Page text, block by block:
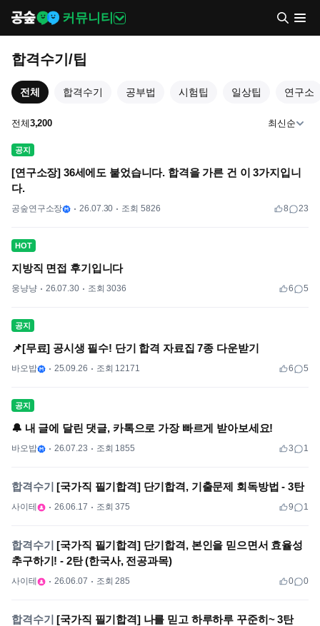
커뮤니티
합격수기/팁
전체 합격수기 공부법 시험팁 일상팁 연구소
전체3,200 최신순
공지
[연구소장] 36세에도 붙었습니다. 합격을 가른 건 이 3가지입니
다.
공숲연구소장 26.07.30 조회 5826 8 23
HOT
지방직 면접 후기입니다
웅냥냥 26.07.30 조회 3036 6 5
공지
📌[무료] 공시생 필수! 단기 합격 자료집 7종 다운받기
바오밥 25.09.26 조회 12171 6 5
공지
🔔 내 글에 달린 댓글, 카톡으로 가장 빠르게 받아보세요!
바오밥 26.07.23 조회 1855 3 1
합격수기 [국가직 필기합격] 단기합격, 기출문제 회독방법 - 3탄
사이테 26.06.17 조회 375 9 1
합격수기 [국가직 필기합격] 단기합격, 본인을 믿으면서 효율성
추구하기! - 2탄 (한국사, 전공과목)
사이테 26.06.07 조회 285 0 0
합격수기 [국가직 필기합격] 나를 믿고 하루하루 꾸준히~ 3탄